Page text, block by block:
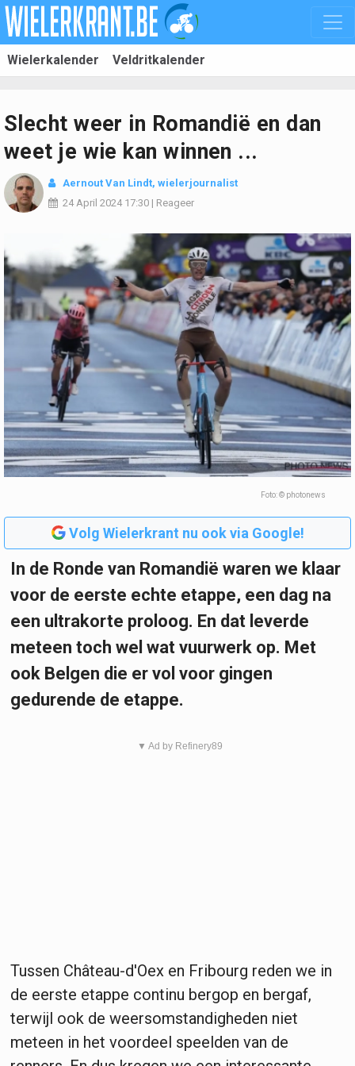
Wielerkalender Veldritkalender
Slecht weer in Romandië en dan
weet je wie kan winnen ...
Aernout Van Lindt, wielerjournalist
24 April 202417:30 | Reageer
Foto: © photonews
Volg Wielerkrant nu ook via Google!
In de Ronde van Romandië waren we klaar
voor de eerste echte etappe, een dag na
een ultrakorte proloog. En dat leverde
meteen toch wel wat vuurwerk op. Met
ook Belgen die er vol voor gingen
gedurende de etappe.
▼ Ad by Refinery89
Tussen Château-d'Oex en Fribourg reden we in
de eerste etappe continu bergop en bergaf,
terwijl ook de weersomstandigheden niet
meteen in het voordeel speelden van de